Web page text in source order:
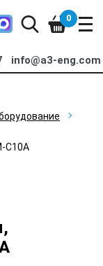
info@a3-eng.com
0
C10A